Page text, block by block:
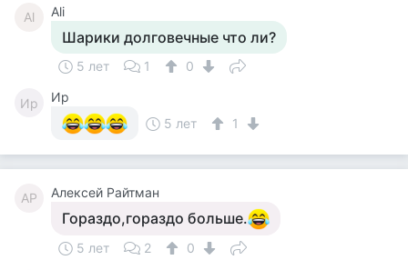
Al Ali
Шарики долговечные что ли?
5 лет 1 0
Ир
Ир
5 лет
1
АР Алексей Райтман
Гораздо,гораздо больше.
5 лет 2 0